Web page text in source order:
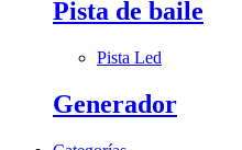
Pista de baile
Pista Led
Generador